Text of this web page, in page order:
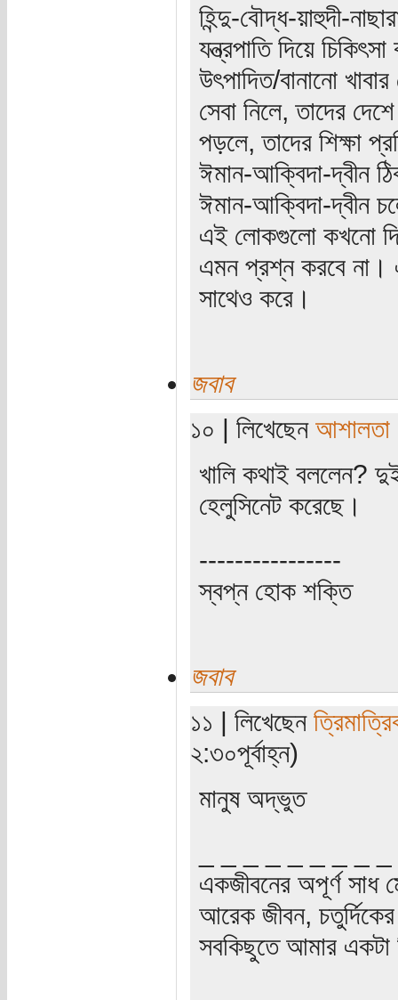
হিন্দু-বৌদ্ধ-য়াহুদী-
যন্ত্রপাতি দিয়ে
উৎপাদিত/বানানো
সেবা নিলে, তাদের
পড়লে, তাদের শিক্ষা
ঈমান-আক্বিদা-দ্বীন
ঈমান-আক্বিদা-দ্বীন
এই লোকগুলো কখনো
এমন প্রশ্ন করবে না।
সাথেও করে।
জবাব
১০ | লিখেছেন আশালতা
খালি কথাই বললেন?
হেলুসিনেট করেছে।
----------------
স্বপ্ন হোক শক্তি
জবাব
১১ | লিখেছেন
২:৩০পূর্বাহ্ন)
মানুষ অদ্ভুত
একজীবনের অপূর্ণ সাধ
আরেক জীবন, চতুর্দিকের
সবকিছুতে আমার একটা